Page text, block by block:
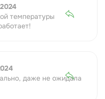
температуры
даже не ожидала